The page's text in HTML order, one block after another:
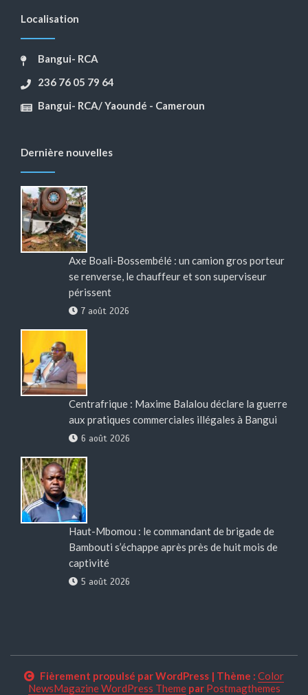
Localisation
Bangui- RCA
236 76 05 79 64
Bangui- RCA/ Yaoundé - Cameroun
Dernière nouvelles
Axe Boali-Bossembélé : un camion gros porteur
se renverse, le chauffeur et son superviseur
périssent
7 août 2026
Centrafrique : Maxime Balalou déclare la guerre
aux pratiques commerciales illégales à Bangui
6 août 2026
Haut-Mbomou : le commandant de brigade de
Bambouti s’échappe après près de huit mois de
captivité
5 août 2026
Fièrement propulsé par WordPress | Thème : Color
NewsMagazine WordPress Themepar Postmagthemes